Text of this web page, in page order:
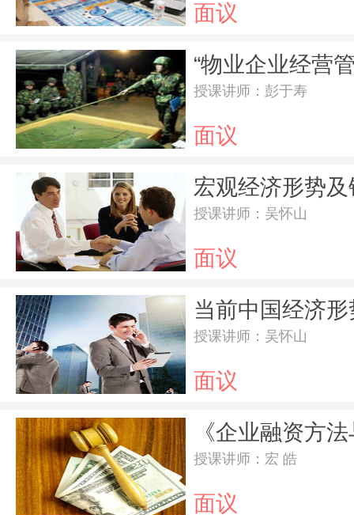
面议
授课讲师：彭于寿
面议
授课讲师：吴怀山
面议
授课讲师：吴怀山
面议
授课讲师：宏 皓
面议